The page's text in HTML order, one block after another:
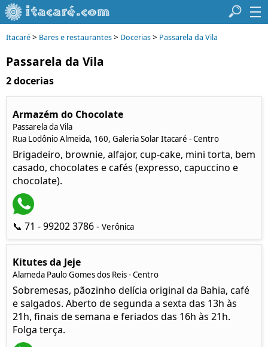
Itacaré> Bares e restaurantes> Docerias> Passarela da Vila
Passarela da Vila
2 docerias
Armazém do Chocolate
Passarela da Vila
Rua Lodônio Almeida, 160, Galeria Solar Itacaré - Centro
Brigadeiro, brownie, alfajor, cup-cake, mini torta, bem
casado, chocolates e cafés (expresso, capuccino e
chocolate).
📞 71 - 99202 3786 - Verônica
Kitutes da Jeje
Alameda Paulo Gomes dos Reis - Centro
Sobremesas, pãozinho delícia original da Bahia, café
e salgados. Aberto de segunda a sexta das 13h às
21h, finais de semana e feriados das 16h às 21h.
Folga terça.